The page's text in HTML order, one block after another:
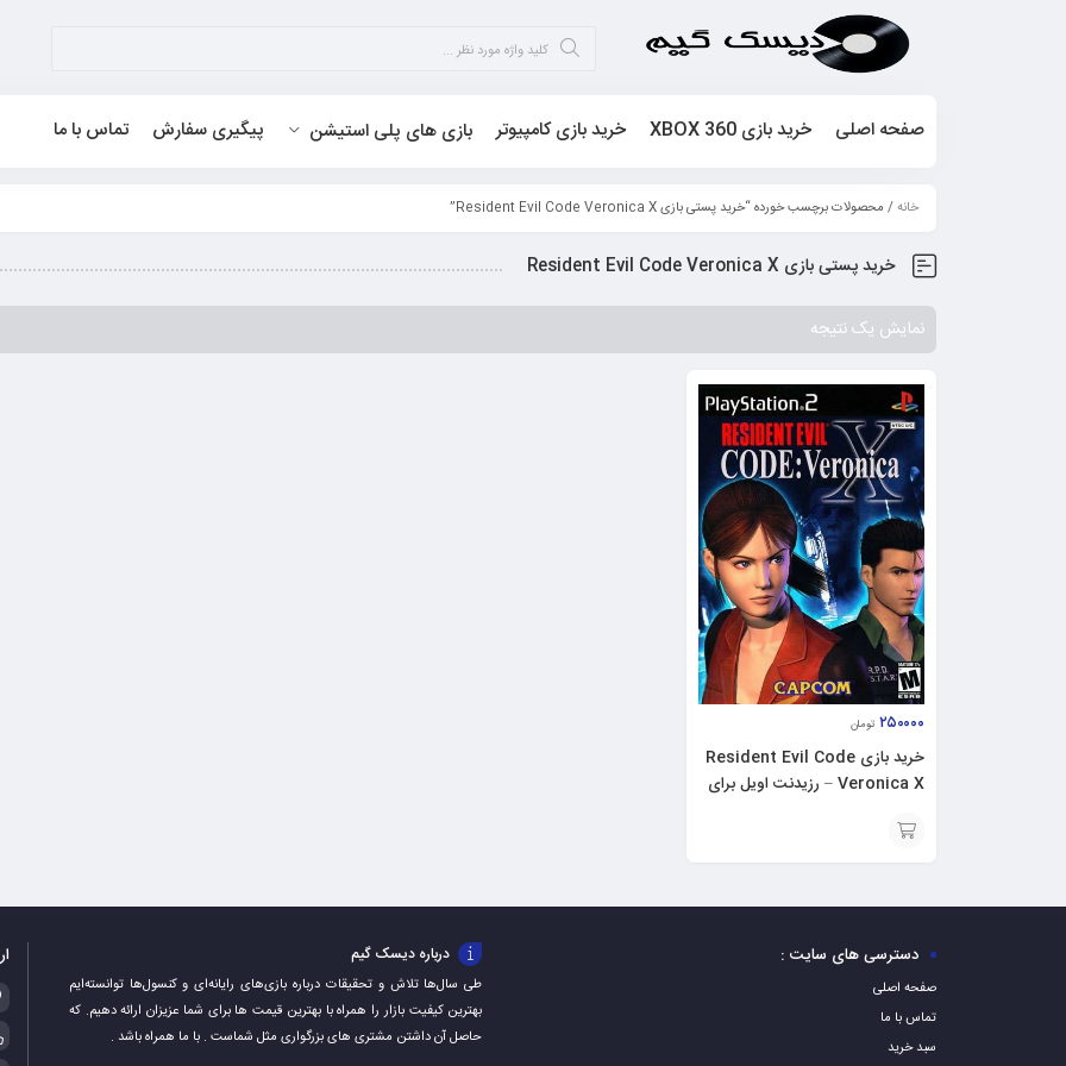
صفحه اصلی خرید بازی XBOX 360 خرید بازی کامپیوتر بازی های پلی استیشن پیگیری سفارش تماس با ما
خانه/ محصولات برچسب خورده “خرید پستی بازی Resident Evil Code Veronica X”
خرید پستی بازی Resident Evil Code Veronica X
نمایش یک نتیجه
۲۵۰۰۰۰ تومان
خرید بازی Resident Evil Code
Veronica X – رزیدنت اویل برای
به
دسترسی های سایت :
صفحه اصلی
تماس با ما
سبد خرید
درباره دیسک گیم
طی سال‌ها تلاش و تحقیقات درباره بازی‌های رایانه‌ای و کنسول‌ها توانسته‌ایم
بهترین کیفیت بازار را همراه با بهترین قیمت ها برای شما عزیزان ارائه دهیم. که
حاصل آن داشتن مشتری های بزرگواری مثل شماست . با ما همراه باشد .